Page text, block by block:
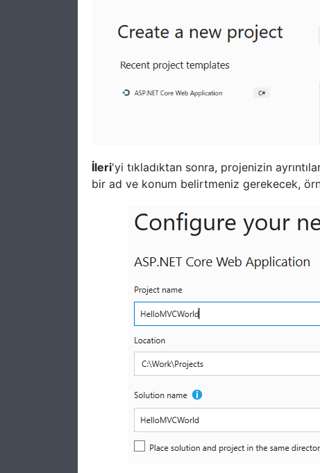
İleri'yi tıkladıktan sonra, projenizin
bir ad ve konum belirtmeniz gerekecek,